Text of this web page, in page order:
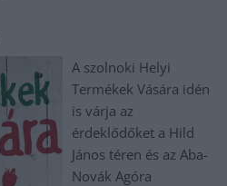
A szolnoki Helyi
Termékek Vására idén
is várja az
érdeklődőket a Hild
János téren és az Aba-
Novák Agóra